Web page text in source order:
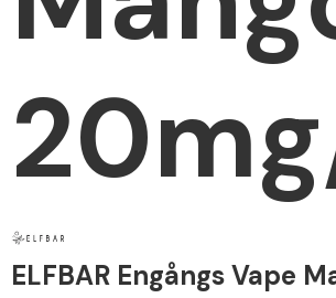
ELFBAR Engångs Vape